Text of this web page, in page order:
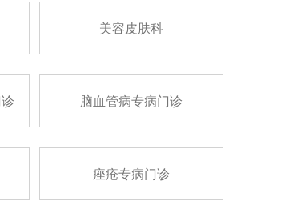
美容皮肤科
脑血管病专病门诊
痤疮专病门诊